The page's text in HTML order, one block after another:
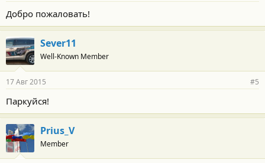
Добро пожаловать!
Sever11
Well-Known Member
17 Авг 2015 #5
Паркуйся!
Prius_V
Member